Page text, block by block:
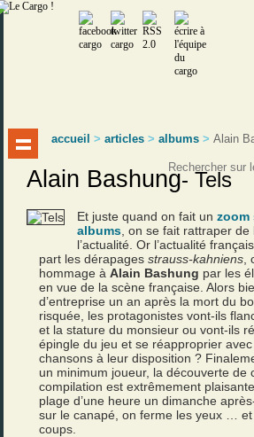
accueil >articles >albums >Alain
Alain Bashung-Tels
Et juste quand on fait unzoom
albums , on se fait rattraper
l’actualité. Or l’actualité
part les dérapagesstrauss-kahniens
hommage àAlain Bashung par les
en vue de la scène française. Alors
d’entreprise un an après la mort du
risquée, les protagonistes vont-ils
et la stature du monsieur ou vont-ils
épingle du jeu et se réapproprier
chansons à leur disposition ?
un minimum joueur, la découverte de
compilation est extrêmement
plage d’une heure un dimanche
sur le canapé, on ferme les yeux …
coups.